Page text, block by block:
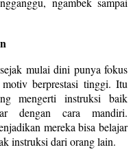
mulai dini punya fokus
berprestasi tinggi. Itu
mengerti instruksi baik
dengan cara mandiri.
mereka bisa belajar
instruksi dari orang lain.